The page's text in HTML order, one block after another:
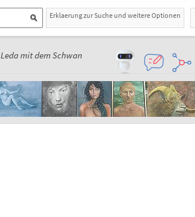
Erklaerung zur Suche und weitere Optionen
Leda mit dem Schwan